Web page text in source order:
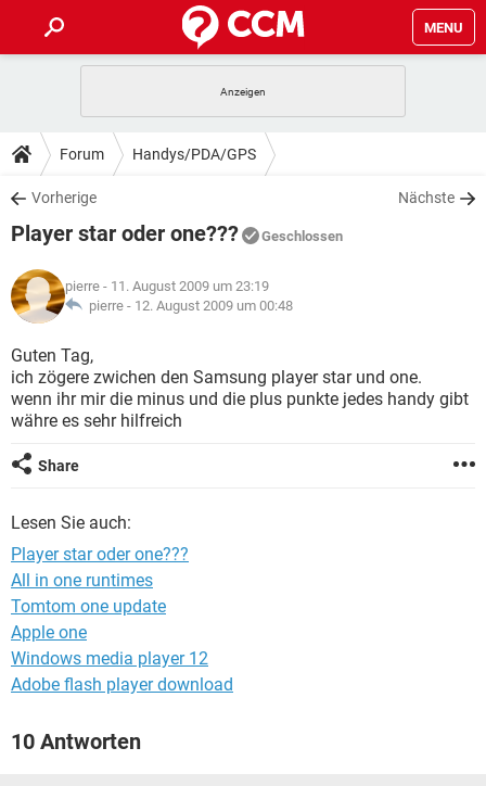
MENU
ANDROID IOS
WINDOWS 10
WHATSAPP TIKTOK
FACEBOOK
TIPPS & TRICKS
SPIELE STREAMING
WHATSAPP TIKTOK
FACEBOOK
DOWNLOADS
SPIELE STREAMING
ANDROID
WINDOWS 10 INSTAGRAM
WHATSAPP
FACEBOOK HARDWARE
FORUM
SPIELE STREAMING
ANDROID
WINDOWS 10
WHATSAPP TIKTOK
LEXIKON
SPIELE
ANDROID IOS
WINDOWS 10
WHATSAPP
Forum Handys/PDA/GPS
Vorherige Nächste
Player star oder one??? Geschlossen
pierre - 11. August 2009 um 23:19
pierre - 12. August 2009 um 00:48
Guten Tag,
ich zögere zwichen den Samsung player star und one.
wenn ihr mir die minus und die plus punkte jedes handy gibt
währe es sehr hilfreich
Share
Lesen Sie auch:
Player star oder one???
All in one runtimes
Tomtom one update
Apple one
Windows media player 12
Adobe flash player download
10 Antworten